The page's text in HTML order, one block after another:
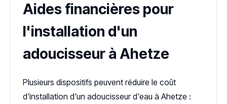
Aides financières pour
l'installation d'un
adoucisseur à Ahetze
Plusieurs dispositifs peuvent réduire le coût
d'installation d'un adoucisseur d'eau à Ahetze :